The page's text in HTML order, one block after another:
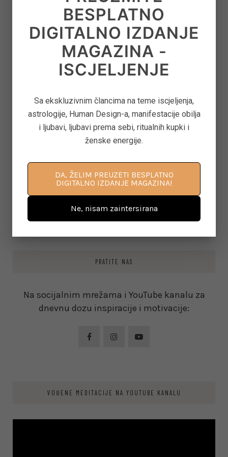
‘CONTROL FREAK’ – KAKO OTPUSTITI
OPSESIVNU POTREBU ZA KONTROLOM
on June 12, 2026
ASTEROID JUNO U ASTROLOGIJI – ARHETIP
KRALJICE, BRAKA I MOĆI U ODNOSIMA
June 11, 2026
KAKO PONOVNO PROBUDITI KREATIVNOST
KROZ POKRET, DAH I SVJESNU PRISUTNOST
on June 8, 2026
PRATITE NAS
Na socijalnim mrežama i YouTube kanalu za
dnevnu dozu inspiracije i motivacije:
VOĐENE MEDITACIJE NA YOUTUBE KANALU
BESPLATNO
DIGITALNO IZDANJE
MAGAZINA -
ISCJELJENJE
Sa ekskluzivnim člancima na teme iscjeljenja,
astrologije, Human Design-a, manifestacije obilja
i ljubavi, ljubavi prema sebi, ritualnih kupki i
ženske energije.
DA, ŽELIM PREUZETI BESPLATNO
DIGITALNO IZDANJE MAGAZINA!
Ne, nisam zaintersirana